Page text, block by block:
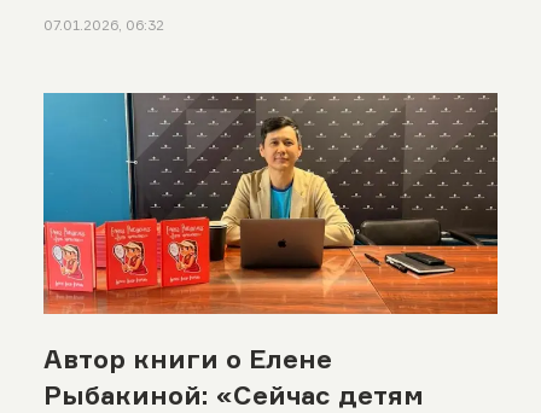
07.01.2026, 06:32
Автор книги о Елене
Рыбакиной: «Сейчас детям